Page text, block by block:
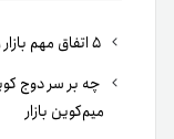
چه بر سر دوج
میم‌کوین بازار